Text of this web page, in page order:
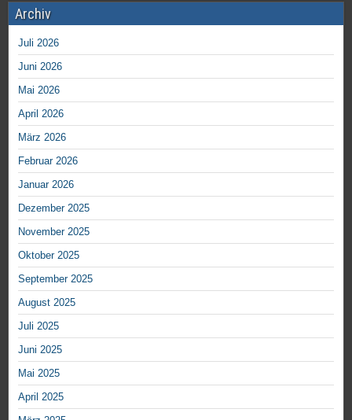
Archiv
Juli 2026
Juni 2026
Mai 2026
April 2026
März 2026
Februar 2026
Januar 2026
Dezember 2025
November 2025
Oktober 2025
September 2025
August 2025
Juli 2025
Juni 2025
Mai 2025
April 2025